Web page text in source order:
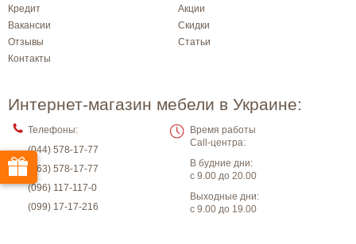
Кредит
Акции
Вакансии
Скидки
Отзывы
Статьи
Контакты
Интернет-магазин мебели в Украине:
Телефоны:
(044) 578-17-77
(063) 578-17-77
(096) 117-117-0
(099) 17-17-216
Время работы
Call-центра:
В будние дни:
с 9.00 до 20.00
Выходные дни:
с 9.00 до 19.00